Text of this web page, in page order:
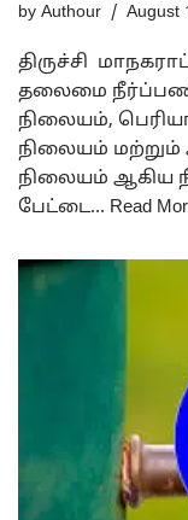
by Authour August
திருச்சி
தலைமை
நிலையம்,
நிலையம் மற்றும்
நிலையம் ஆகிய
பேட்டை… Read